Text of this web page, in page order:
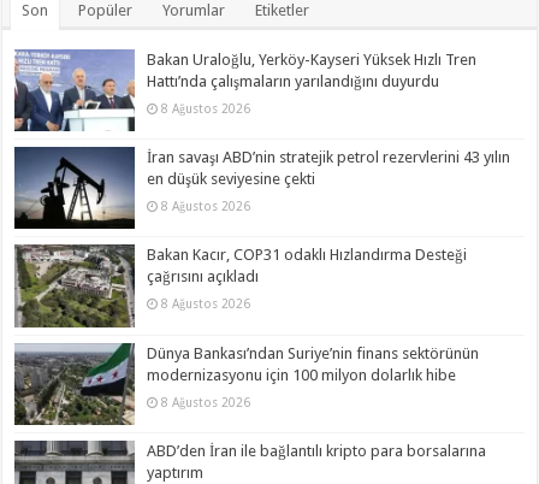
Son Popüler Yorumlar Etiketler
Bakan Uraloğlu, Yerköy-Kayseri Yüksek Hızlı Tren
Hattı’nda çalışmaların yarılandığını duyurdu
8 Ağustos 2026
İran savaşı ABD’nin stratejik petrol rezervlerini 43 yılın
en düşük seviyesine çekti
8 Ağustos 2026
Bakan Kacır, COP31 odaklı Hızlandırma Desteği
çağrısını açıkladı
8 Ağustos 2026
Dünya Bankası’ndan Suriye’nin finans sektörünün
modernizasyonu için 100 milyon dolarlık hibe
8 Ağustos 2026
ABD’den İran ile bağlantılı kripto para borsalarına
yaptırım